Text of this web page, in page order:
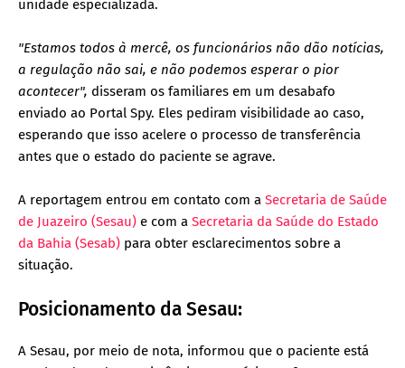
unidade especializada.
"Estamos todos à mercê, os funcionários não dão notícias,
a regulação não sai, e não podemos esperar o pior
acontecer", disseram os familiares em um desabafo
enviado ao Portal Spy. Eles pediram visibilidade ao caso,
esperando que isso acelere o processo de transferência
antes que o estado do paciente se agrave.
A reportagem entrou em contato com a Secretaria de Saúde
de Juazeiro (Sesau) e com a Secretaria da Saúde do Estado
da Bahia (Sesab) para obter esclarecimentos sobre a
situação.
Posicionamento da Sesau:
A Sesau, por meio de nota, informou que o paciente está